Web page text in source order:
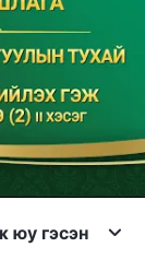
юу гэсэн